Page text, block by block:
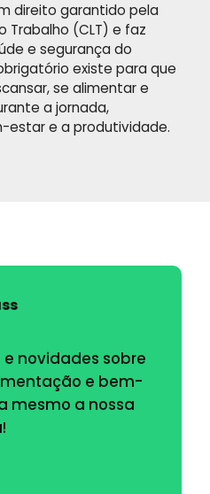
direito garantido pela
Trabalho (CLT) e faz
e segurança do
existe para que
se alimentar e
a jornada,
estar e a produtividade.
novidades sobre
e bem-
mesmo a nossa